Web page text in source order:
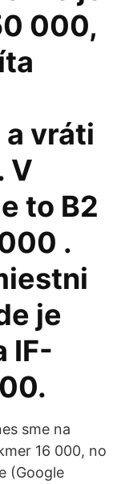
000,
a vráti
V
to B2
.
je
IF-
sme na
16 000, no
(Google